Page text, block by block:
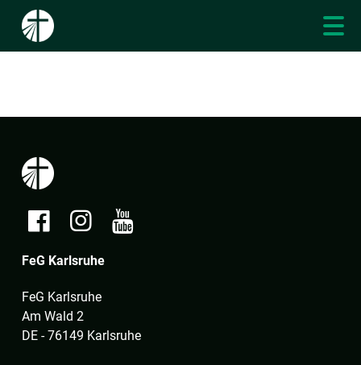
FeG Karlsruhe
FeG Karlsruhe
Am Wald 2
DE - 76149 Karlsruhe